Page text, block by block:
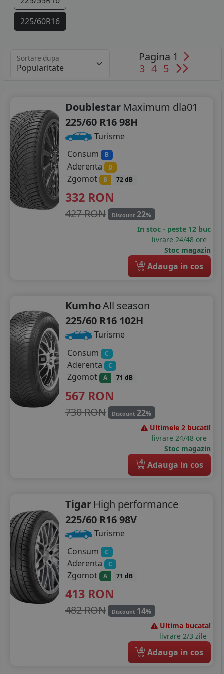
225/60R16
235/65R16
205/40R17
205/45R17
205/50R17
205/55R17
215/45R17
225/50R17
225/55R17
225/60R17
225/65R17
235/65R17
235/40R18
235/45R18
235/60R18
245/45R18
Sortare dupa
Pagina 1
3 4 5
Doublestar Maximum dla01
225/60 R16 98H
Turisme
Consum
B
Aderenta D
Zgomot B 72 dB
332 RON
427 RON Discount 22%
In stoc - peste 12 buc
livrare 24/48 ore
Stoc magazin
4 Adauga in cos
KumhoAll season
225/60 R16 102H
Turisme
Consum
C
Aderenta C
Zgomot A 71 dB
567 RON
730 RON Discount 22%
Ultimele 2 bucati!
livrare 24/48 ore
Stoc magazin
4 Adauga in cos
Tigar High performance
225/60 R16 98V
Turisme
Consum
C
Aderenta C
Zgomot A 71 dB
413 RON
482 RON Discount 14%
Ultima bucata!
livrare 2/3 zile
4 Adauga in cos